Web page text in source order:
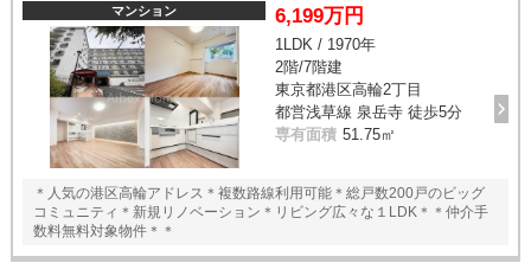
マンション 6,199万円
1LDK / 1970年
2階/7階建
東京都港区高輪2丁目
都営浅草線 泉岳寺 徒歩5分
専有面積 51.75㎡
＊人気の港区高輪アドレス＊複数路線利用可能＊総戸数200戸のビッグ
コミュニティ＊新規リノベーション＊リビング広々な１LDK＊＊仲介手
数料無料対象物件＊＊